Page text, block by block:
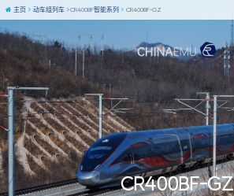
CR400BF-GZ
主页 动车组列车 CR400BF智能系列 CR400BF-GZ